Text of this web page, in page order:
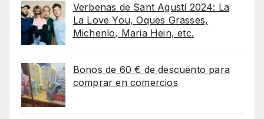
Verbenas de Sant Agustí 2024: La
La Love You, Oques Grasses,
Michenlo, Maria Hein, etc.
Bonos de 60 € de descuento para
comprar en comercios